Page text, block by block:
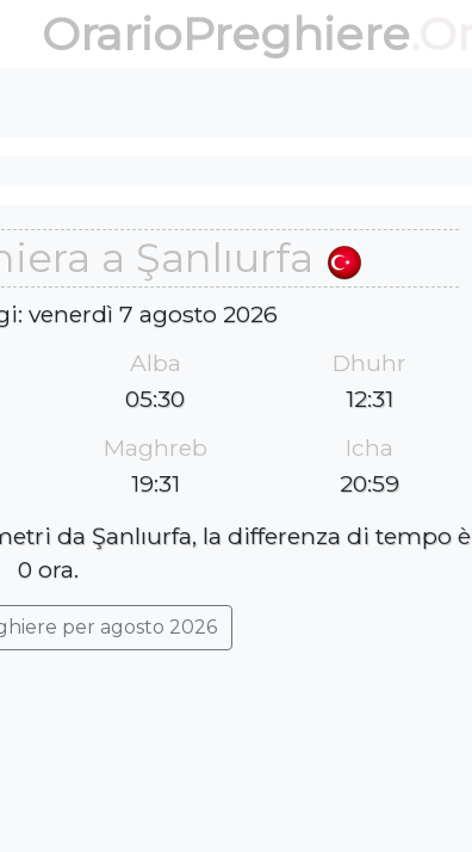
OrarioPreghiere
a Şanlıurfa
venerdì 7 agosto 2026
Alba
05:30
Dhuhr
12:31
Maghreb
19:31
Icha
20:59
da Şanlıurfa, la differenza di tempo è
0 ora.
per agosto 2026